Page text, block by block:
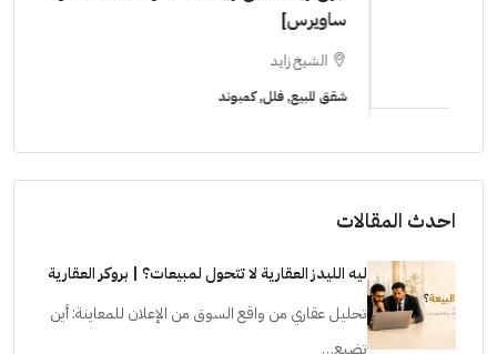
شقق للبيع, فلل, كمبوند
تحليل عقاري من واقع السوق من الإعلان للمعاينة: أين